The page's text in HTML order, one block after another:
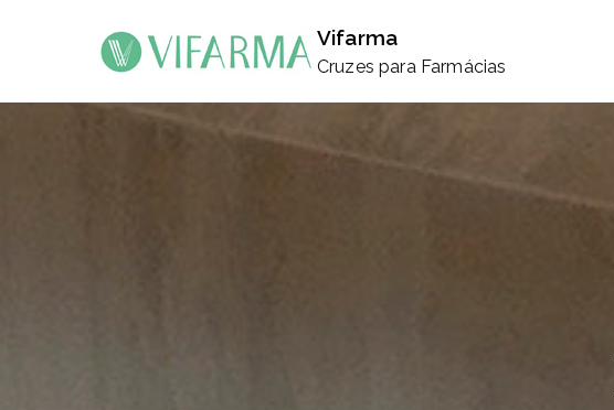
Vifarma
Cruzes para Farmácias